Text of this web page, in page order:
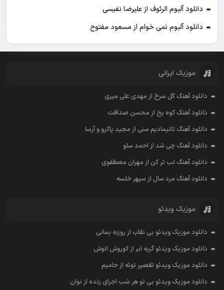
دانلود آلبوم الرئوف از علیرضا نفیسی
دانلود آلبوم نمی خوام از مسعود مفتوح
موزیک ایرانی
دانلود آهنگ گل سرخ از مهدی علی میری
دانلود آهنگ کوه یخ از محسن صداقت
دانلود آهنگ تانیمادیم سنی از مجید پاکرو و آرسا
دانلود آهنگ چی شد از احمد سلو
دانلود آهنگ لب تر کن از مهران مصطفوی
دانلود آهنگ مرد سال از سپهر خلسه
موزیک ویدئو
دانلود موزیک ویدئو بی نقاب از روزبه بمانی
دانلود موزیک ویدئو گریه ابر از کوروش انوش
دانلود موزیک ویدئو تقصیر توئه از حامیم
دانلود موزیک ویدئو بی تو هر شب اجرای زنده از نوان